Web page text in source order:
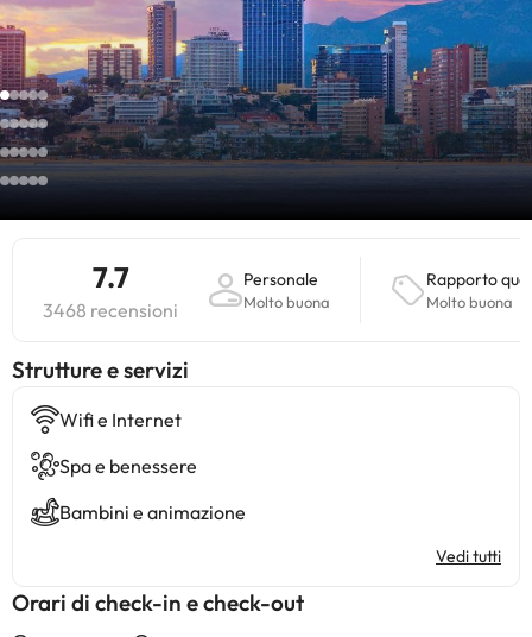
7.7
3468 recensioni
Personale
Molto buona
Rapporto
Molto buona
​Strutture e servizi
Wifi e Internet
Spa e benessere
Bambini e animazione
Vedi tutti
Orari di check-in e check-out